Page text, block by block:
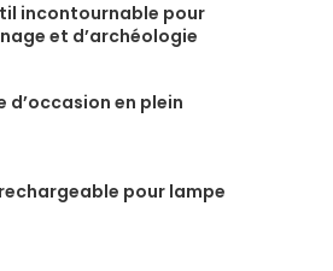
incontournable pour
et d’archéologie
d’occasion en plein
pour lampe